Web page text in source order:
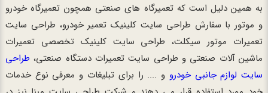
به همین دلیل است که تعمیرگاه های صنعتی همچون تعمیرگاه خودرو
و موتور با سفارش طراحی سایت کلینیک تعمیر خودرو، طراحی سایت
تعمیرات موتور سیکلت، طراحی سایت کلینیک تخصصی تعمیرات
ماشین آلات صنعتی و طراحی سایت تعمیرات دستگاه صنعتی، طراحی
سایت لوازم جانبی خودرو و .... را برای تبلیغات و معرفی نوع خدمات